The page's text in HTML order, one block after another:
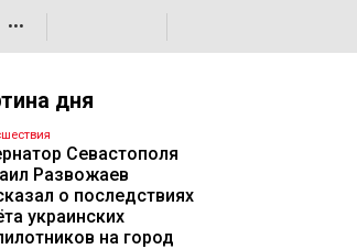
•••
дня
Севастополя
Развожаев
о последствиях
украинских
на город